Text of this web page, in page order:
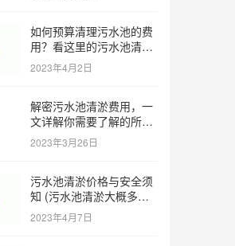
如何预算清理污水池的费
用？看这里的污水池清淤
工程报价表范本！ (污水
池清淤工程报价表范本)
2023年4月2日
解密污水池清淤费用，一
文详解你需要了解的所有
因素 (污水池清淤一米多
少钱)
2023年3月26日
污水池清淤价格与安全须
知 (污水池清淤大概多少
一方)
2023年4月7日